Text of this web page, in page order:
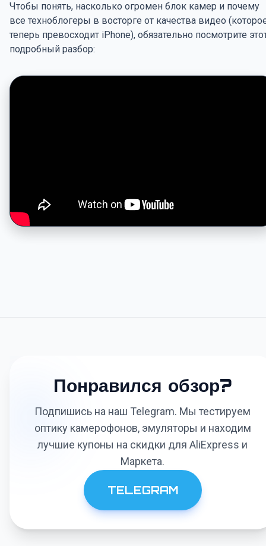
Чтобы понять, насколько огромен блок камер и почему
все техноблогеры в восторге от качества видео
теперь превосходит iPhone), обязательно посмотрите
подробный разбор:
Понравился обзор?
Подпишись на наш Telegram. Мы тестируем
оптику камерофонов, эмуляторы и находим
лучшие купоны на скидки для AliExpress и
Маркета.
TELEGRAM